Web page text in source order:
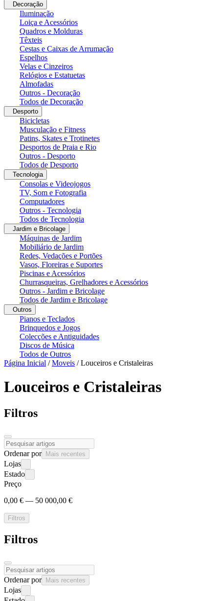
Decoração
Iluminação
Loiça e Acessórios
Quadros e Molduras
Têxteis
Cestas e Caixas de Arrumação
Espelhos
Velas e Cinzeiros
Relógios e Estatuetas
Almofadas
Outros - Decoração
Todos de Decoração
Desporto
Bicicletas
Musculação e Fitness
Patins, Skates e Trotinetes
Desportos de Praia e Rio
Outros - Desporto
Todos de Desporto
Tecnologia
Consolas e Videojogos
TV, Som e Fotografia
Computadores
Outros - Tecnologia
Todos de Tecnologia
Jardim e Bricolage
Máquinas de Jardim
Mobiliário de Jardim
Redes, Vedações e Portões
Vasos, Floreiras e Suportes
Piscinas e Acessórios
Churrasqueiras, Grelhadores e Acessórios
Outros - Jardim e Bricolage
Todos de Jardim e Bricolage
Outros
Pianos e Teclados
Brinquedos e Jogos
Colecções e Antiguidades
Discos de Música
Todos de Outros
Página Inicial /Moveis /Louceiros e Cristaleiras
Louceiros e Cristaleiras
Filtros
Ordenar por Mais recentes
Lojas
Estado
Preço
0,00 € — 50 000,00 €
Filtros
Filtros
Ordenar por Mais recentes
Lojas